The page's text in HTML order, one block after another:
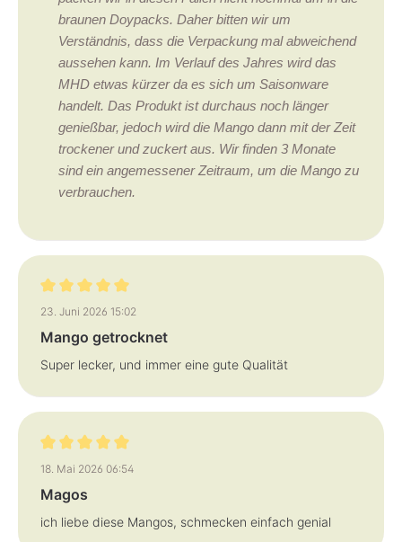
braunen Doypacks. Daher bitten wir um
Verständnis, dass die Verpackung mal abweichend
aussehen kann. Im Verlauf des Jahres wird das
MHD etwas kürzer da es sich um Saisonware
handelt. Das Produkt ist durchaus noch länger
genießbar, jedoch wird die Mango dann mit der Zeit
trockener und zuckert aus. Wir finden 3 Monate
sind ein angemessener Zeitraum, um die Mango zu
verbrauchen.
Bewertung mit 5 von 5 Sternen
23. Juni 2026 15:02
Mango getrocknet
Super lecker, und immer eine gute Qualität
Bewertung mit 5 von 5 Sternen
18. Mai 2026 06:54
Magos
ich liebe diese Mangos, schmecken einfach genial